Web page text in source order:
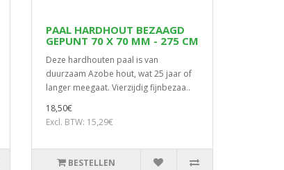
PAAL HARDHOUT BEZAAGD
GEPUNT 70 X 70 MM - 275 CM
Deze hardhouten paal is van
duurzaam Azobe hout, wat 25 jaar of
langer meegaat. Vierzijdig fijnbezaa..
18,50€
Excl. BTW: 15,29€
BESTELLEN